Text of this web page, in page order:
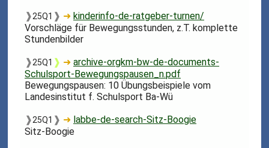
❱25Q1 ❱ ➜ kinderinfo-de-ratgeber-turnen/
Vorschläge für Bewegungsstunden, z.T. komplette
Stundenbilder
❱25Q1 ❱ ➜archive-orgkm-bw-de-documents-
Schulsport-Bewegungspausen_n.pdf
Bewegungspausen: 10 Übungsbeispiele vom
Landesinstitut f. Schulsport Ba-Wü
❱25Q1 ❱ ➜ labbe-de-search-Sitz-Boogie
Sitz-Boogie